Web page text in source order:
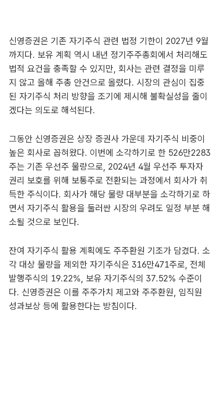
신영증권은 기존 자기주식 관련 법정 기한이 2027년 9월
까지다. 보유 계획 역시 내년 정기주주총회에서 처리해도
법적 요건을 충족할 수 있지만, 회사는 관련 결정을 미루
지 않고 올해 주총 안건으로 올렸다. 시장의 관심이 집중
된 자기주식 처리 방향을 조기에 제시해 불확실성을 줄이
겠다는 의도로 해석된다.
그동안 신영증권은 상장 증권사 가운데 자기주식 비중이
높은 회사로 꼽혀왔다. 이번에 소각하기로 한 526만2283
주는 기존 우선주 물량으로, 2024년 4월 우선주 투자자
권리 보호를 위해 보통주로 전환되는 과정에서 회사가 취
득한 주식이다. 회사가 해당 물량 대부분을 소각하기로 하
면서 자기주식 활용을 둘러싼 시장의 우려도 일정 부분 해
소될 것으로 보인다.
잔여 자기주식 활용 계획에도 주주환원 기조가 담겼다. 소
각 대상 물량을 제외한 자기주식은 316만471주로, 전체
발행주식의 19.22%, 보유 자기주식의 37.52% 수준이
다. 신영증권은 이를 주주가치 제고와 주주환원, 임직원
성과보상 등에 활용한다는 방침이다.